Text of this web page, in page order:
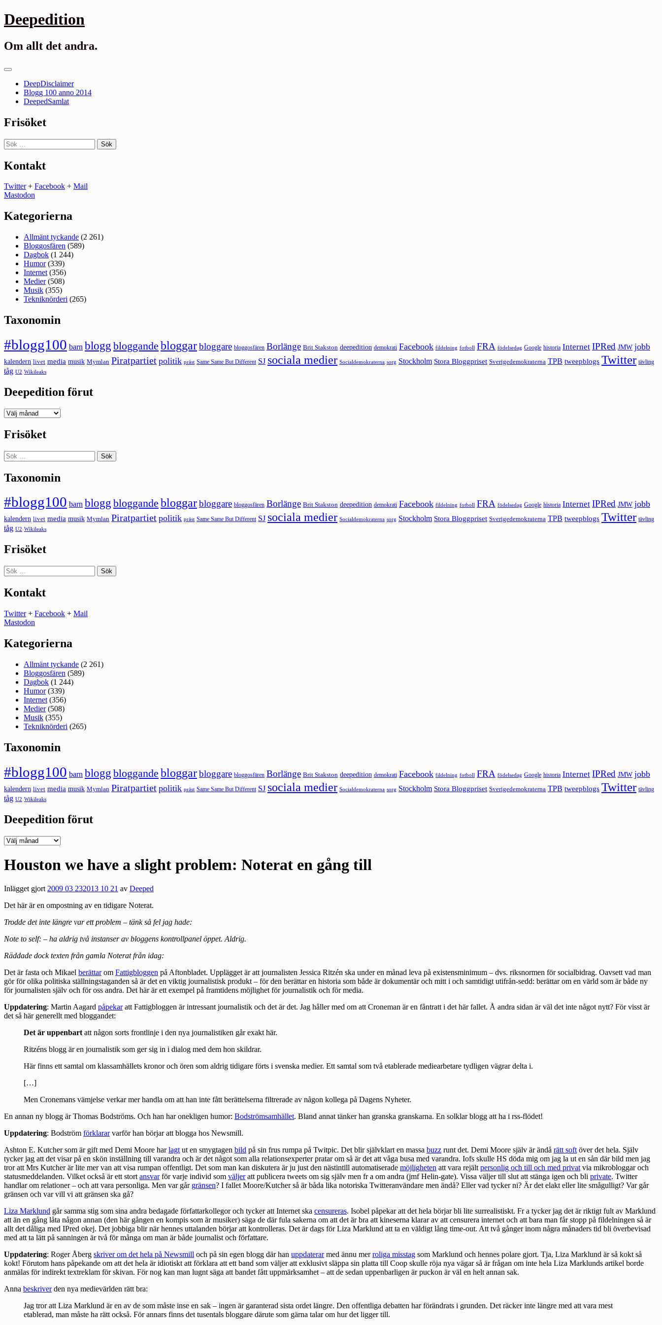
Gå
till
Deepedition
Om allt det andra.
Primär
DeepDisclaimer
Blogg 100 anno 2014
DeepedSamlat
Frisöket
Sök
efter:
Kontakt
Twitter+ Facebook + Mail
Mastodon
Kategorierna
Allmänt tyckande (2 261)
Bloggosfären (589)
Dagbok (1 244)
Humor(339)
Internet (356)
Medier(508)
Musik (355)
Tekniknörderi (265)
Taxonomin
#blogg100 barn blogg bloggande bloggarbloggare bloggosfären Borlänge Brit Stakston deepedition demokrati Facebook fildelning fotboll FRA födelsedag Google historia Internet IPRed JMW jobb
kalendern livet media musik Mymlan Piratpartiet politik präst Same Same But Different SJ sociala medier Socialdemokraterna sorg Stockholm Stora Bloggpriset Sverigedemokraterna TPB tweepblogs Twitter tävling
tåg U2 Wikileaks
Deepedition förut
Deepedition
Frisöket
Sök
efter:
Taxonomin
#blogg100 barn blogg bloggande bloggarbloggare bloggosfären Borlänge Brit Stakston deepedition demokrati Facebook fildelning fotboll FRA födelsedag Google historia Internet IPRed JMW jobb
kalendern livet media musik Mymlan Piratpartiet politik präst Same Same But Different SJ sociala medier Socialdemokraterna sorg Stockholm Stora Bloggpriset Sverigedemokraterna TPB tweepblogs Twitter tävling
tåg U2 Wikileaks
Frisöket
Sök
efter:
Kontakt
Twitter+ Facebook + Mail
Mastodon
Kategorierna
Allmänt tyckande (2 261)
Bloggosfären (589)
Dagbok (1 244)
Humor(339)
Internet (356)
Medier(508)
Musik (355)
Tekniknörderi (265)
Taxonomin
#blogg100 barn blogg bloggande bloggarbloggare bloggosfären Borlänge Brit Stakston deepedition demokrati Facebook fildelning fotboll FRA födelsedag Google historia Internet IPRed JMW jobb
kalendern livet media musik Mymlan Piratpartiet politik präst Same Same But Different SJ sociala medier Socialdemokraterna sorg Stockholm Stora Bloggpriset Sverigedemokraterna TPB tweepblogs Twitter tävling
tåg U2 Wikileaks
Deepedition förut
Deepedition
Houston we have a slight problem: Noterat en gång till
Inlägget gjort2009 03 232013 10 21 av Deeped
Det här är en ompostning av en tidigare Noterat.
Trodde det inte längre var ett problem – tänk så fel jag hade:
Note to self: – ha aldrig två instanser av bloggens kontrollpanel öppet. Aldrig.
Räddade dock texten från gamla Noterat från idag:
Det är fasta och Mikael berättarom Fattigbloggen på Aftonbladet. Upplägget är att journalisten Jessica Ritzén ska under en månad leva på existensminimum – dvs. riksnormen för socialbidrag. Oavsett vad man
gör för olika politiska ställningstaganden så är det en viktig journalistisk produkt – för den berättar en historia som både är dokumentär och mitt i och samtidigt utifrån-sedd: berättar om en värld som är både ny
för journalisten själv och för oss andra. Det här är ett exempel på framtidens möjlighet för journalistik och för media.
Uppdatering: Martin Aagard påpekaratt Fattigbloggen är intressant journalistik och det är det. Jag håller med om att Croneman är en fåntratt i det här fallet. Å andra sidan är väl det inte något nytt? För visst är
det så här generellt med bloggandet:
Det är uppenbartatt någon sorts frontlinje i den nya journalistiken går exakt här.
Ritzéns blogg är en journalistik som ger sig in i dialog med dem hon skildrar.
Här finns ett samtal om klassamhällets kronor och ören som aldrig tidigare förts i svenska medier. Ett samtal som två etablerade mediearbetare tydligen vägrar delta i.
[…]
Men Cronemans vämjelse verkar mer handla om att han inte fått berättelserna filtrerade av någon kollega på Dagens Nyheter.
En annan ny blogg är Thomas Bodströms. Och han har onekligen humor: Bodströmsamhället. Bland annat tänker han granska granskarna. En solklar blogg att ha i rss-flödet!
Uppdatering: Bodström förklararvarför han börjar att blogga hos Newsmill.
Ashton E. Kutcher som är gift med Demi Moore harlagtut en smygtagen bild på sin frus rumpa på Twitpic. Det blir självklart en massa buzz runt det. Demi Moore själv är ändå rätt softöver det hela. Själv
tycker jag att det visar på en skön inställning till varandra och är det något som alla relationsexperter pratar om så är det att våga busa med varandra. Iofs skulle HS döda mig om jag la ut en sån där bild men jag
tror att Mrs Kutcher är lite mer van att visa rumpan offentligt. Det som man kan diskutera är ju just den nästintill automatiserade möjligheten att vara rejältpersonlig och till och med privatvia mikrobloggar och
statusmeddelanden. Vilket också är ett stortansvarför varje individ som väljeratt publicera tweets om sig själv men fr a om andra (jmf Helin-gate). Vissa väljer till slut att stänga igen och bli private. Twitter
handlar om relationer – och att vara personliga. Men var går gränsen? I fallet Moore/Kutcher så är båda lika notoriska Twitteranvändare men ändå? Eller vad tycker ni? Är det elakt eller lite smågulligt? Var går
gränsen och var vill vi att gränsen ska gå?
Liza Marklund går samma stig som sina andra bedagade författarkollegor och tycker att Internet ska censureras. Isobel påpekar att det hela börjar bli lite surrealistiskt. Fr a tycker jag det är riktigt fult av Marklund
att än en gång låta någon annan (den här gången en kompis som är musiker) säga de där fula sakerna om att det är bra att kineserna klarar av att censurera internet och att bara man får stopp på fildelningen så är
allt det dåliga med IPred okej. Det jobbiga blir när hennes uttalanden börjarattkontrolleras. Det är dags för Liza Marklund att ta en väldigt lång time-out. Att två gånger inom några månaders tid bli överbevisad
med att ta lätt på sanningen är två för många om man är både journalist och författare.
Uppdatering: Roger Åberg skriver om det hela på Newsmill och på sin egen blogg där han uppdaterarmed ännu merroliga misstag som Marklund och hennes polare gjort. Tja, Liza Marklund är så kokt så
kokt! Förutom hans påpekande om att det hela är idiotiskt att förklara att ett band som väljer att exklusivt släppa sin platta till Coop skulle röja nya vägar så är frågan om inte hela Liza Marklunds artikel borde
anmälas för indirekt textreklam för skivan. För nog kan man lugnt säga att bandet fått uppmärksamhet – att de sedan uppenbarligen är puckon är väl en helt annan sak.
Anna beskriverden nya medievärlden rätt bra:
Jag tror att Liza Marklund är en av de som måste inse en sak – ingen är garanterad sista ordet längre. Den offentliga debatten har förändrats i grunden. Det räcker inte längre med att vara mest
etablerad, man måste ha rätt också. För annars finns det tusentals bloggare därute som gärna talar om hur det ligger till.